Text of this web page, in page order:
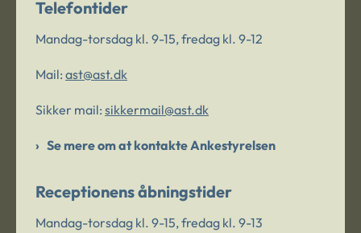
Telefontider
Mandag-torsdag kl. 9-15, fredag kl. 9-12
Mail: ast@ast.dk
Sikker mail: sikkermail@ast.dk
Se mere om at kontakte Ankestyrelsen
Receptionens åbningstider
Mandag-torsdag kl. 9-15, fredag kl. 9-13